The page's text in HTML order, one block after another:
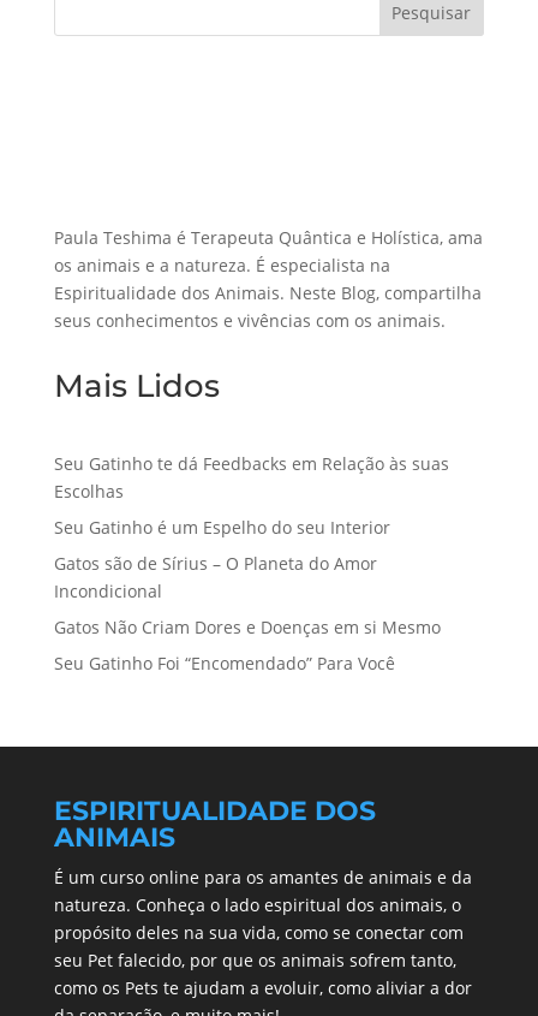
Pesquisar
Paula Teshima é Terapeuta Quântica e Holística, ama
os animais e a natureza. É especialista na
Espiritualidade dos Animais. Neste Blog, compartilha
seus conhecimentos e vivências com os animais.
Mais Lidos
Seu Gatinho te dá Feedbacks em Relação às suas
Escolhas
Seu Gatinho é um Espelho do seu Interior
Gatos são de Sírius – O Planeta do Amor
Incondicional
Gatos Não Criam Dores e Doenças em si Mesmo
Seu Gatinho Foi “Encomendado” Para Você
ESPIRITUALIDADE DOS
ANIMAIS
É um curso online para os amantes de animais e da
natureza. Conheça o lado espiritual dos animais, o
propósito deles na sua vida, como se conectar com
seu Pet falecido, por que os animais sofrem tanto,
como os Pets te ajudam a evoluir, como aliviar a dor